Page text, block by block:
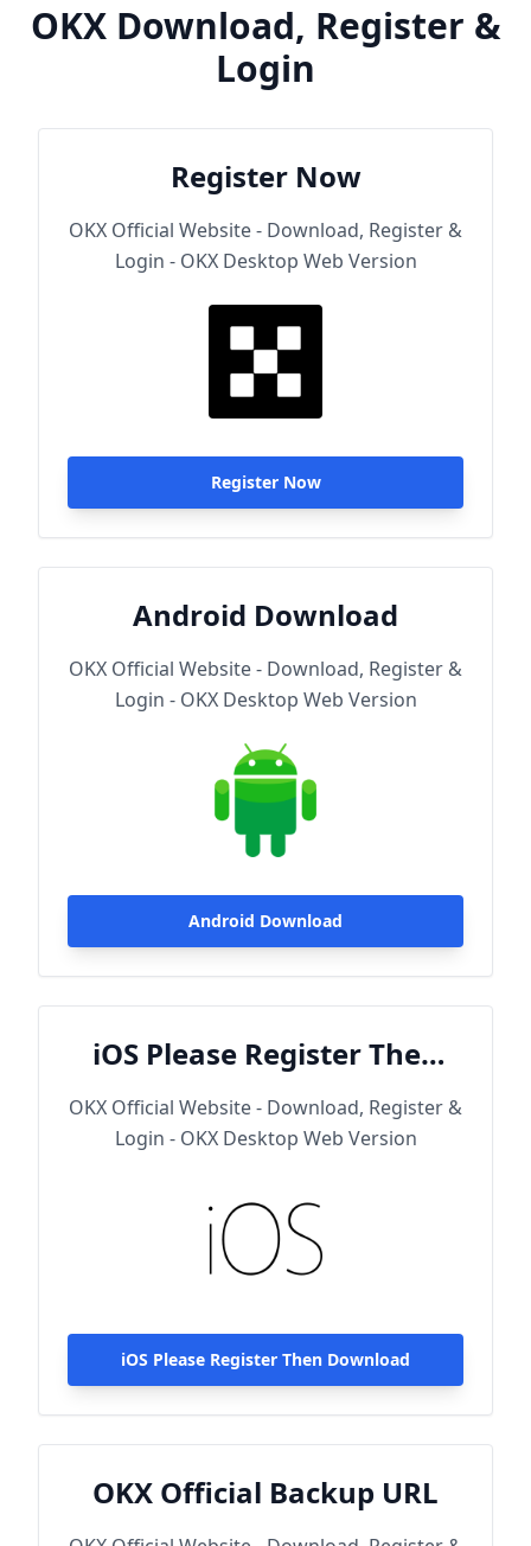
OKX Download, Register &
Login
Register Now
OKX Official Website - Download, Register &
Login - OKX Desktop Web Version
Register Now
Android Download
OKX Official Website - Download, Register &
Login - OKX Desktop Web Version
Android Download
iOS Please Register Then
Download
OKX Official Website - Download, Register &
Login - OKX Desktop Web Version
iOS Please Register Then Download
OKX Official Backup URL